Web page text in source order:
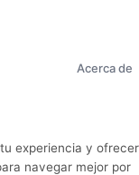
Acerca de
experiencia y
navegar mejor por